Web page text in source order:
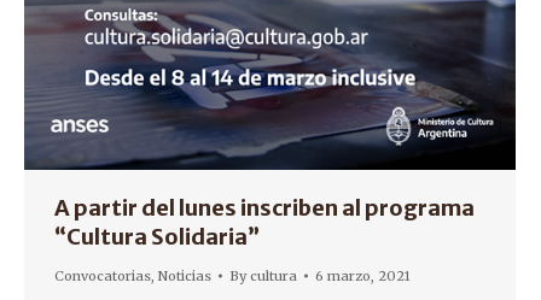
A partir del lunes inscriben al programa
“Cultura Solidaria”
Convocatorias, Noticias Bycultura 6 marzo, 2021